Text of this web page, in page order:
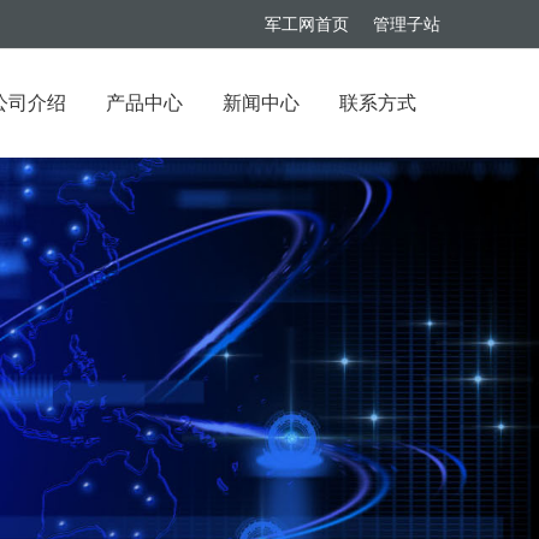
军工网首页 管理子站
司介绍 产品中心 新闻中心 联系方式